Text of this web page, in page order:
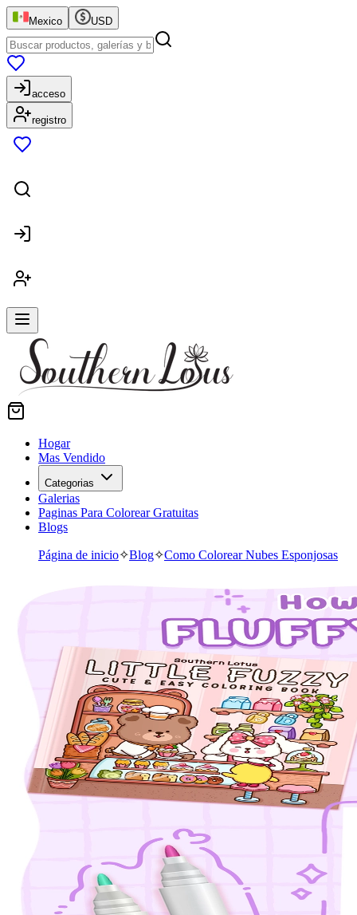
Mexico USD
acceso
registro
Hogar
Mas Vendido
Categorias
Galerias
Paginas Para Colorear Gratuitas
Blogs
Página de inicio✧Blog✧Como Colorear Nubes Esponjosas